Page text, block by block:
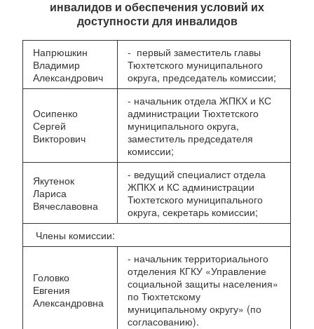
инвалидов и обеспечения условий их
доступности для инвалидов
Напрюшкин
Владимир
Александрович
- первый заместитель главы
Тюхтетского муниципального
округа, председатель комиссии;
Осипенко
Сергей
Викторович
- начальник отдела ЖПКХ и КС
администрации Тюхтетского
муниципального округа,
заместитель председателя
комиссии;
Якутенок
Лариса
Вячеславовна
- ведущий специалист отдела
ЖПКХ и КС администрации
Тюхтетского муниципального
округа, секретарь комиссии;
Члены комиссии:
Головко
Евгения
Александровна
- начальник территориального
отделения КГКУ «Управление
социальной защиты населения»
по Тюхтетскому
муниципальному округу» (по
согласованию).